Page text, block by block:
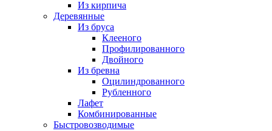
Из кирпича
Деревянные
Из бруса
Клееного
Профилированного
Двойного
Из бревна
Оцилиндрованного
Рубленного
Лафет
Комбинированные
Быстровозводимые